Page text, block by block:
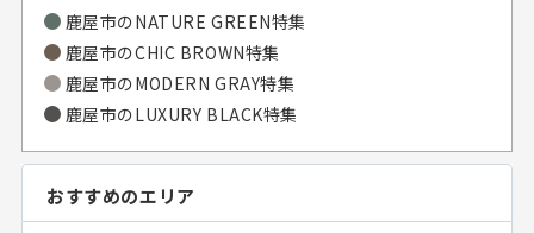
鹿屋市のNATURE GREEN特集
鹿屋市のCHIC BROWN特集
鹿屋市のMODERN GRAY特集
鹿屋市のLUXURY BLACK特集
おすすめのエリア